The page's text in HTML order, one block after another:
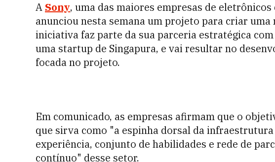
A Sony, uma das maiores empresas de
anunciou nesta semana um projeto para criar uma
iniciativa faz parte da sua parceria estratégica
uma startup de Singapura, e vai resultar no
focada no projeto.
Em comunicado, as empresas afirmam que o
que sirva como "a espinha dorsal da infraestrutura
experiência, conjunto de habilidades e rede de
contínuo" desse setor.